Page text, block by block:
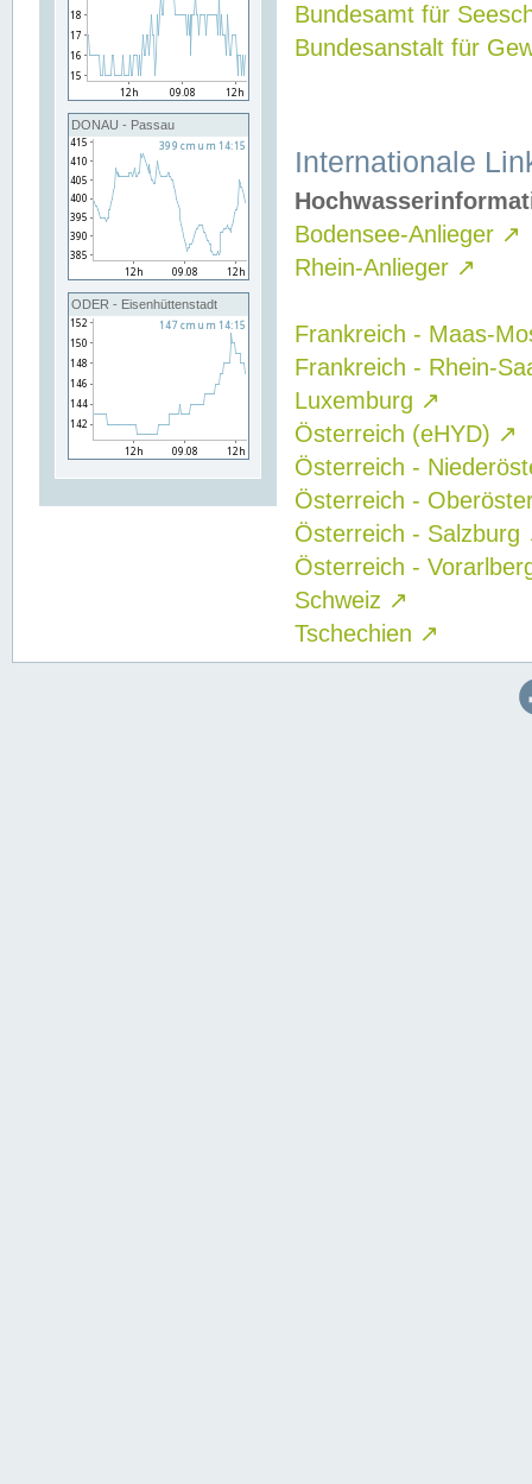
DONAU - Passau
ODER - Eisenhüttenstadt
Bundesamt für
Bundesanstalt für
Internationale
Bodensee-Anlieger ↗
Rhein-Anlieger ↗
Frankreich - Maas-
Frankreich - Rhein-
Luxemburg ↗
Österreich (eHYD) ↗
Österreich -
Österreich -
Österreich - Salzburg
Österreich -
Schweiz ↗
Tschechien ↗